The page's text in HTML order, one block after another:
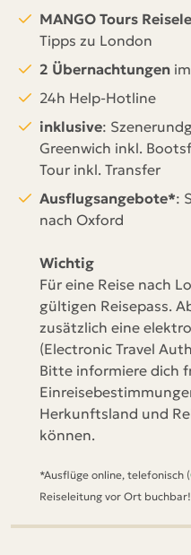
MANGO Tours
Tipps zu London
2 Übernachtungen
24h Help-Hotline
inklusive:
Greenwich inkl.
Tour inkl. Transfer
Ausflugsangebote*:
nach Oxford
Wichtig
Für eine Reise nach
gültigen Reisepass.
zusätzlich eine
(Electronic Travel
Bitte informiere dich
Herkunftsland und
können.
*Ausflüge online, telefonisch (
Reiseleitung vor Ort buchbar!